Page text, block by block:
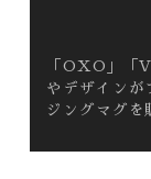
「OXO」「
やデザインが
ジングマグを